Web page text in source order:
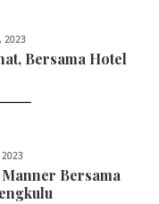
2023
Bersama Hotel
2023
Bersama